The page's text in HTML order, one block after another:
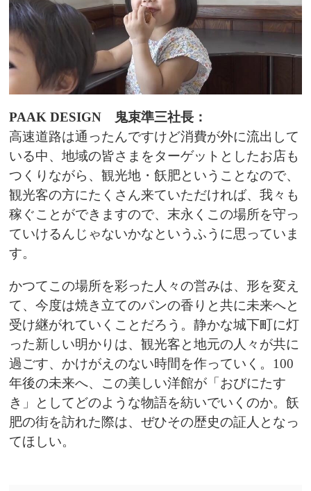
PAAK DESIGN 鬼束準三社長：
高速道路は通ったんですけど消費が外に流出して
いる中、地域の皆さまをターゲットとしたお店も
つくりながら、観光地・飫肥ということなので、
観光客の方にたくさん来ていただければ、我々も
稼ぐことができますので、末永くこの場所を守っ
ていけるんじゃないかなというふうに思っていま
す。
かつてこの場所を彩った人々の営みは、形を変え
て、今度は焼き立てのパンの香りと共に未来へと
受け継がれていくことだろう。静かな城下町に灯
った新しい明かりは、観光客と地元の人々が共に
過ごす、かけがえのない時間を作っていく。100
年後の未来へ、この美しい洋館が「おびにたす
き」としてどのような物語を紡いでいくのか。飫
肥の街を訪れた際は、ぜひその歴史の証人となっ
てほしい。